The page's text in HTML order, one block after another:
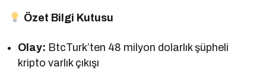
Özet Bilgi Kutusu
Olay: BtcTurk’ten 48 milyon dolarlık şüpheli
kripto varlık çıkışı